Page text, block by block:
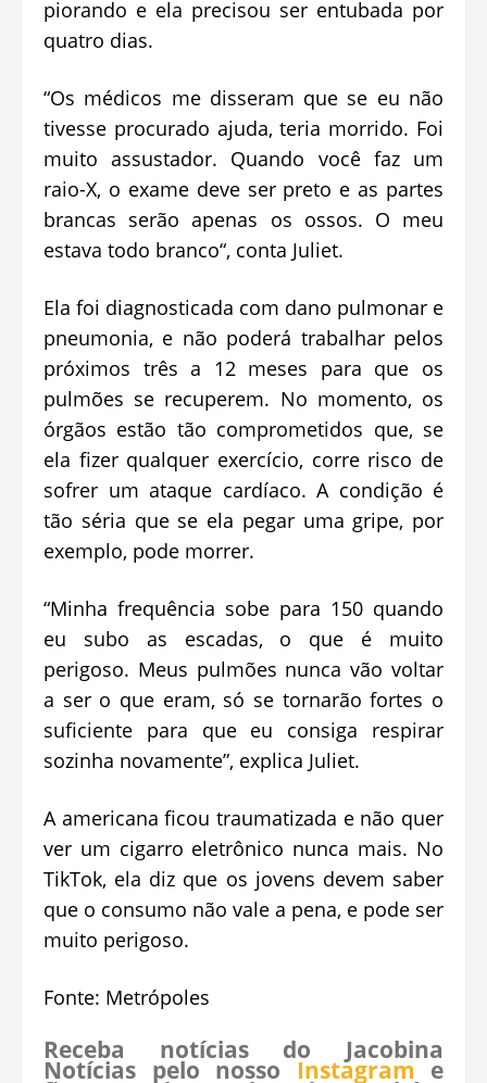
piorando e ela precisou ser entubada por
quatro dias.
“Os médicos me disseram que se eu não
tivesse procurado ajuda, teria morrido. Foi
muito assustador. Quando você faz um
raio-X, o exame deve ser preto e as partes
brancas serão apenas os ossos. O meu
estava todo branco“, conta Juliet.
Ela foi diagnosticada com dano pulmonar e
pneumonia, e não poderá trabalhar pelos
próximos três a 12 meses para que os
pulmões se recuperem. No momento, os
órgãos estão tão comprometidos que, se
ela fizer qualquer exercício, corre risco de
sofrer um ataque cardíaco. A condição é
tão séria que se ela pegar uma gripe, por
exemplo, pode morrer.
“Minha frequência sobe para 150 quando
eu subo as escadas, o que é muito
perigoso. Meus pulmões nunca vão voltar
a ser o que eram, só se tornarão fortes o
suficiente para que eu consiga respirar
sozinha novamente”, explica Juliet.
A americana ficou traumatizada e não quer
ver um cigarro eletrônico nunca mais. No
TikTok, ela diz que os jovens devem saber
que o consumo não vale a pena, e pode ser
muito perigoso.
Fonte: Metrópoles
Receba notícias do Jacobina
Notícias pelo nosso Instagram e